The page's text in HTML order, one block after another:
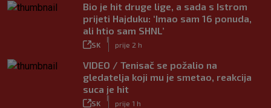
Bio je hit druge lige, a sada s Istrom
prijeti Hajduku: ‘Imao sam 16 ponuda,
ali htio sam SHNL’
SK prije 2 h
VIDEO / Tenisač se požalio na
gledatelja koji mu je smetao, reakcija
suca je hit
SK prije 1 h